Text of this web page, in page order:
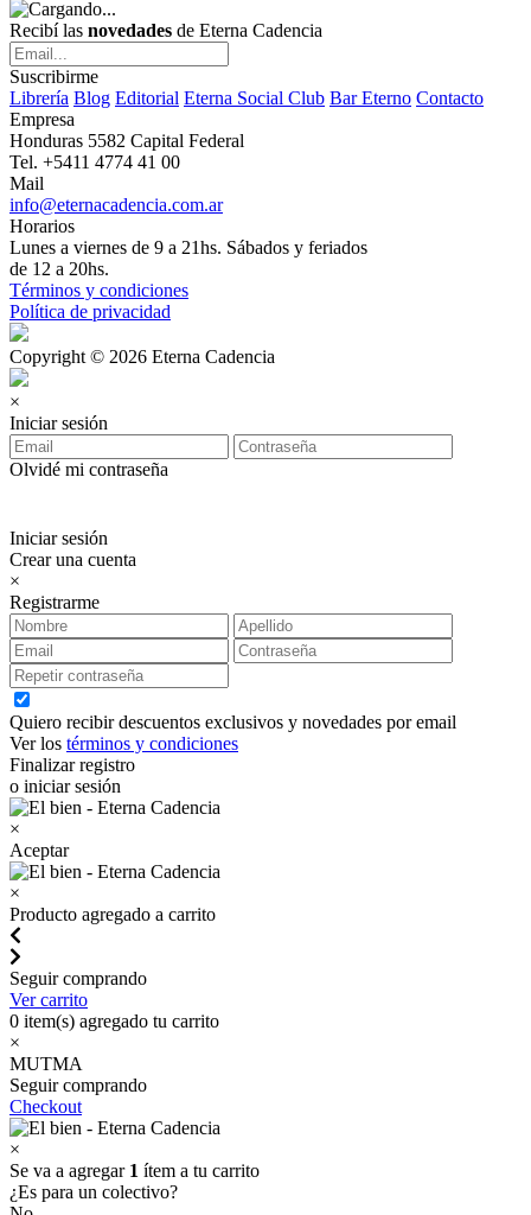
Recibí las novedades de Eterna Cadencia
Suscribirme
Librería Blog Editorial Eterna Social Club Bar Eterno Contacto
Empresa
Honduras 5582 Capital Federal
Tel. +5411 4774 41 00
Mail
info@eternacadencia.com.ar
Horarios
Lunes a viernes de 9 a 21hs. Sábados y feriados
de 12 a 20hs.
Términos y condiciones
Política de privacidad
Copyright © 2026 Eterna Cadencia
×
Iniciar sesión
Olvidé mi contraseña
Iniciar sesión
Crear una cuenta
×
Registrarme
Quiero recibir descuentos exclusivos y novedades por email
Ver los términos y condiciones
Finalizar registro
o iniciar sesión
×
Aceptar
×
Producto agregado a carrito
Seguir comprando
Ver carrito
0 item(s) agregado tu carrito
×
MUTMA
Seguir comprando
Checkout
×
Se va a agregar 1 ítem a tu carrito
¿Es para un colectivo?